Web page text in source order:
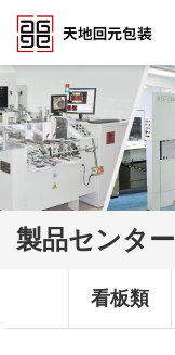
製品センター
看板類